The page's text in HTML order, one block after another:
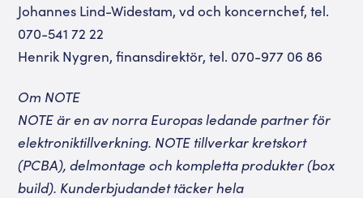
Johannes Lind-Widestam, vd och koncernchef, tel.
070-541 72 22
Henrik Nygren, finansdirektör, tel. 070-977 06 86
Om NOTE
NOTE är en av norra Europas ledande partner för
elektroniktillverkning. NOTE tillverkar kretskort
(PCBA), delmontage och kompletta produkter (box
build). Kunderbjudandet täcker hela